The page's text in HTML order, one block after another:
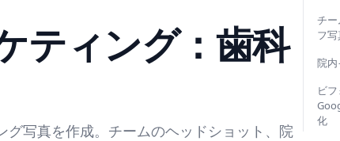
ティング：歯科
写真を作成。チームのヘッドショット、院
チー
フ
院
ビ
化